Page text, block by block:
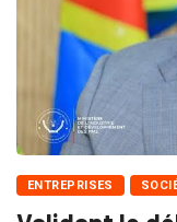
ENTREPRISES